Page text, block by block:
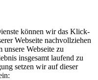
können wir das Klick-
Webseite nachvollziehen
unsere Webseite zu
insgesamt laufend zu
setzen wir auf dieser